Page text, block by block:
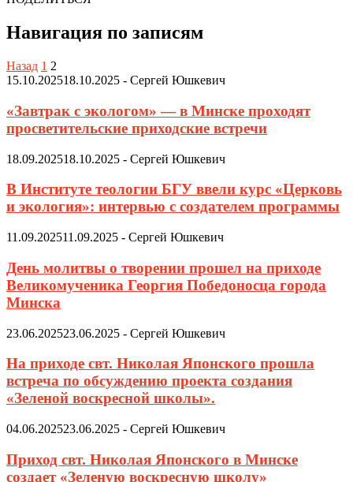
Навигация по записям
Назад 1 2
15.10.202518.10.2025 - Сергей Юшкевич
«Завтрак с экологом» — в Минске проходят
просветительские приходские встречи
18.09.202518.10.2025 - Сергей Юшкевич
В Институте теологии БГУ ввели курс «Церковь
и экология»: интервью с создателем программы
11.09.202511.09.2025 - Сергей Юшкевич
День молитвы о творении прошел на приходе
Великомученика Георгия Победоносца города
Минска
23.06.202523.06.2025 - Сергей Юшкевич
На приходе свт. Николая Японского прошла
встреча по обсуждению проекта создания
«Зеленой воскресной школы».
04.06.202523.06.2025 - Сергей Юшкевич
Приход свт. Николая Японского в Минске
создает «Зеленую воскресную школу»